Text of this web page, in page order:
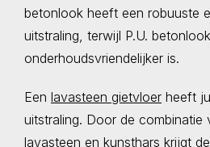
betonlook heeft een robuuste
uitstraling, terwijl P.U.
onderhoudsvriendelijker is.
Een lavasteen gietvloer heeft
uitstraling. Door de combinatie
lavasteen en kunsthars krijgt